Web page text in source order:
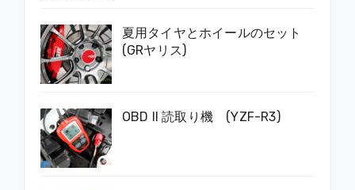
夏用タイヤとホイールのセット
(GRヤリス)
OBD II 読取り機 (YZF-R3)